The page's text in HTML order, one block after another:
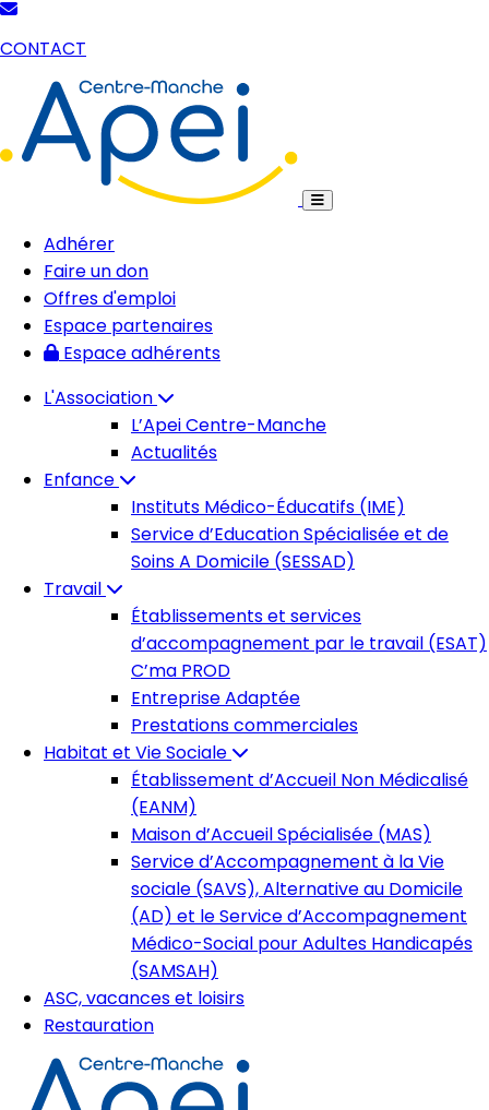
CONTACT
Adhérer
Faire un don
Offres d'emploi
Espace partenaires
Espace adhérents
L'Association
L’Apei Centre-Manche
Actualités
Enfance
Instituts Médico-Éducatifs (IME)
Service d’Education Spécialisée et de
Soins A Domicile (SESSAD)
Travail
Établissements et services
d’accompagnement par le travail (ESAT)
C’ma PROD
Entreprise Adaptée
Prestations commerciales
Habitat et Vie Sociale
Établissement d’Accueil Non Médicalisé
(EANM)
Maison d’Accueil Spécialisée (MAS)
Service d’Accompagnement à la Vie
sociale (SAVS), Alternative au Domicile
(AD) et le Service d’Accompagnement
Médico-Social pour Adultes Handicapés
(SAMSAH)
ASC, vacances et loisirs
Restauration